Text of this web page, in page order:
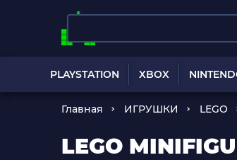
PLAYSTATION XBOX
Главная ИГРУШКИ LEGO
LEGO